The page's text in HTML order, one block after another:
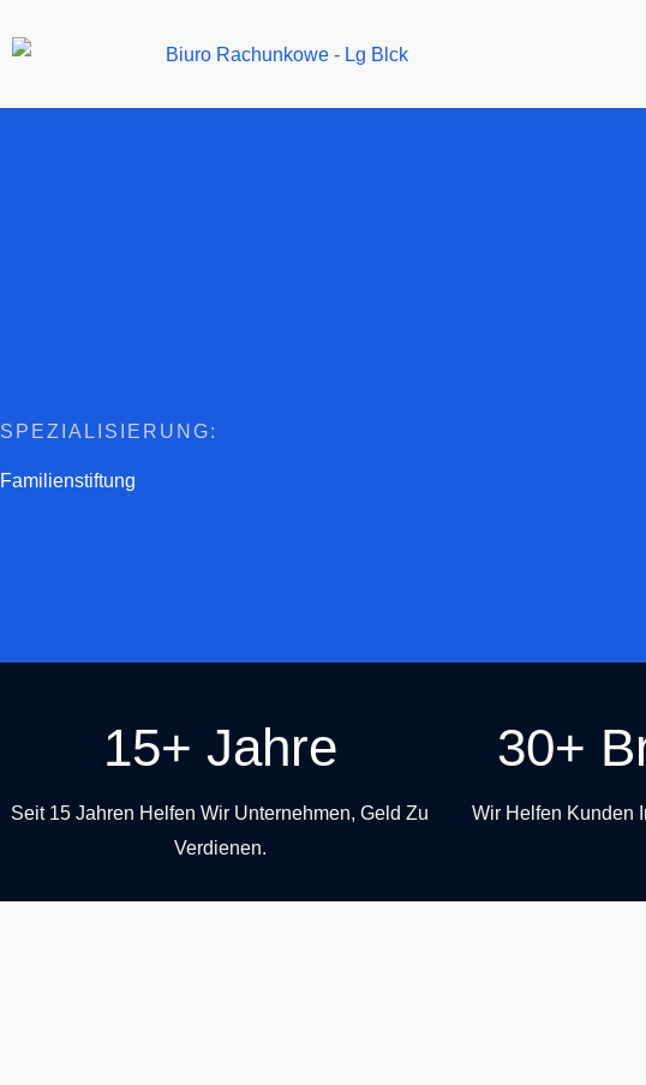
Inhalt
SPEZIALISIERUNG:
Familienstiftung
15+ Jahre
Seit 15 Jahren Helfen Wir Unternehmen, Geld Zu
Verdienen.
30+
Wir Helfen Kunden